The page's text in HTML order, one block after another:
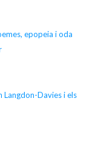
epopeia i oda
Langdon-Davies i els